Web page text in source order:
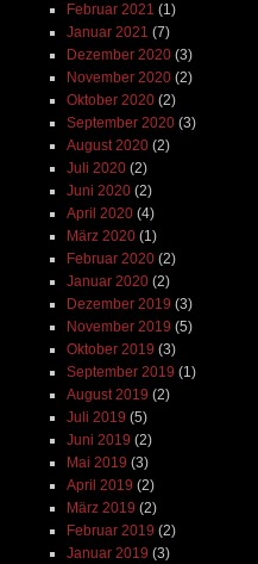
Februar 2021 (1)
Januar 2021 (7)
Dezember 2020(3)
November 2020(2)
Oktober 2020(2)
September 2020(3)
August 2020(2)
Juli 2020(2)
Juni 2020(2)
April 2020(4)
März 2020(1)
Februar 2020(2)
Januar 2020(2)
Dezember 2019 (3)
November 2019 (5)
Oktober 2019 (3)
September 2019 (1)
August 2019 (2)
Juli 2019 (5)
Juni 2019 (2)
Mai 2019 (3)
April 2019 (2)
März 2019 (2)
Februar 2019 (2)
Januar 2019 (3)